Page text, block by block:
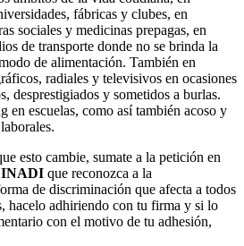
fábricas y clubes, en
sociales y medicinas prepagas, en
de transporte donde no se brinda la
de alimentación. También en
radiales y televisivos en ocasiones
desprestigiados y sometidos a burlas.
en escuelas, como así también acoso y
esto cambie, sumate a la petición en
INADI que reconozca a la
de discriminación que afecta a todos
hacelo adhiriendo con tu firma y si lo
con el motivo de tu adhesión,